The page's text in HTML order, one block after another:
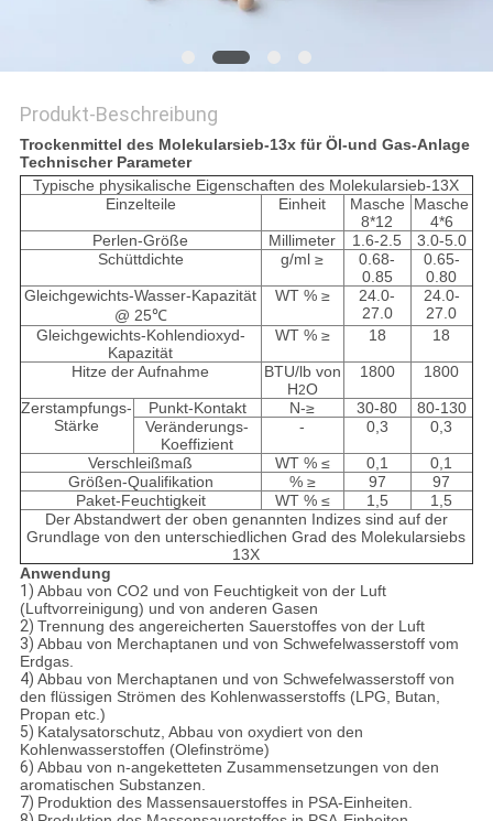
Produkt-Beschreibung
Trockenmittel des Molekularsieb-13x für Öl-und Gas-Anlage
Technischer Parameter
Typische physikalische Eigenschaften des Molekularsieb-13X
Einzelteile
Einheit
Masche
8*12
Masche
4*6
Perlen-Größe
Millimeter 1.6-2.5
3.0-5.0
Schüttdichte
g/ml ≥
0.68-
0.85
0.65-
0.80
Gleichgewichts-Wasser-Kapazität
@ 25℃
WT % ≥
24.0-
27.0
24.0-
27.0
Gleichgewichts-Kohlendioxyd-
Kapazität
WT % ≥ 18 18
Hitze der Aufnahme
BTU/lb von
H2O
1800 1800
Zerstampfungs-
Stärke
Punkt-Kontakt N-≥ 30-80
80-130
Veränderungs-
Koeffizient
- 0,3 0,3
Verschleißmaß WT % ≤ 0,1
0,1
Größen-Qualifikation
% ≥ 97
97
Paket-Feuchtigkeit
WT % ≤ 1,5
1,5
Der Abstandwert der oben genannten Indizes sind auf der
Grundlage von den unterschiedlichen Grad des Molekularsiebs
13X
Anwendung
1) Abbau von CO2 und von Feuchtigkeit von der Luft
(Luftvorreinigung) und von anderen Gasen
2) Trennung des angereicherten Sauerstoffes von der Luft
3) Abbau von Merchaptanen und von Schwefelwasserstoff vom
Erdgas.
4) Abbau von Merchaptanen und von Schwefelwasserstoff von
den flüssigen Strömen des Kohlenwasserstoffs (LPG, Butan,
Propan etc.)
5) Katalysatorschutz, Abbau von oxydiert von den
Kohlenwasserstoffen (Olefinströme)
6) Abbau von n-angeketteten Zusammensetzungen von den
aromatischen Substanzen.
7) Produktion des Massensauerstoffes in PSA-Einheiten.